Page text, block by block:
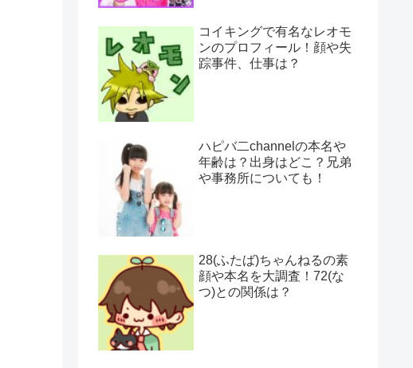
コイキングで有名なレオモ
ンのプロフィール！顔や失
踪事件、仕事は？
ハピバ二channelの本名や
年齢は？出身はどこ？兄弟
や事務所についても！
28(ふたば)ちゃんねるの素
顔や本名を大調査！72(な
つ)との関係は？